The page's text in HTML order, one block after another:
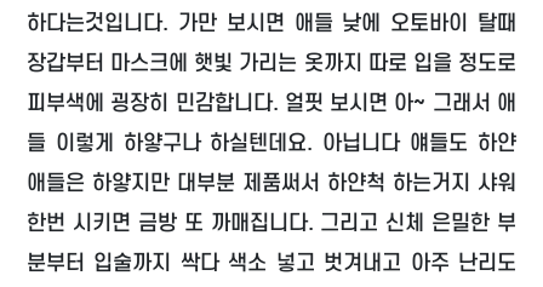
하다는것입니다. 가만 보시면 애들 낮에 오토바이 탈때
장갑부터 마스크에 햇빛 가리는 옷까지 따로 입을 정도로
피부색에 굉장히 민감합니다. 얼핏 보시면 아~ 그래서 애
들 이렇게 하얗구나 하실텐데요. 아닙니다 얘들도 하얀
애들은 하얗지만 대부분 제품써서 하얀척 하는거지 샤워
한번 시키면 금방 또 까매집니다. 그리고 신체 은밀한 부
분부터 입술까지 싹다 색소 넣고 벗겨내고 아주 난리도